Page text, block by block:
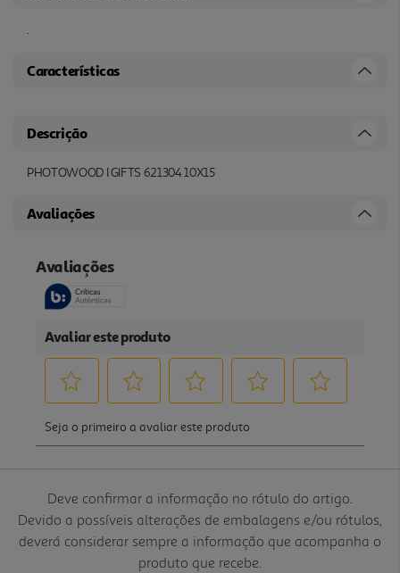
.
Características
Descrição
PHOTOWOOD I GIFTS 621304 10X15
Avaliações
Deve confirmar a informação no rótulo do artigo.
Devido a possíveis alterações de embalagens e/ou rótulos,
deverá considerar sempre a informação que acompanha o
produto que recebe.